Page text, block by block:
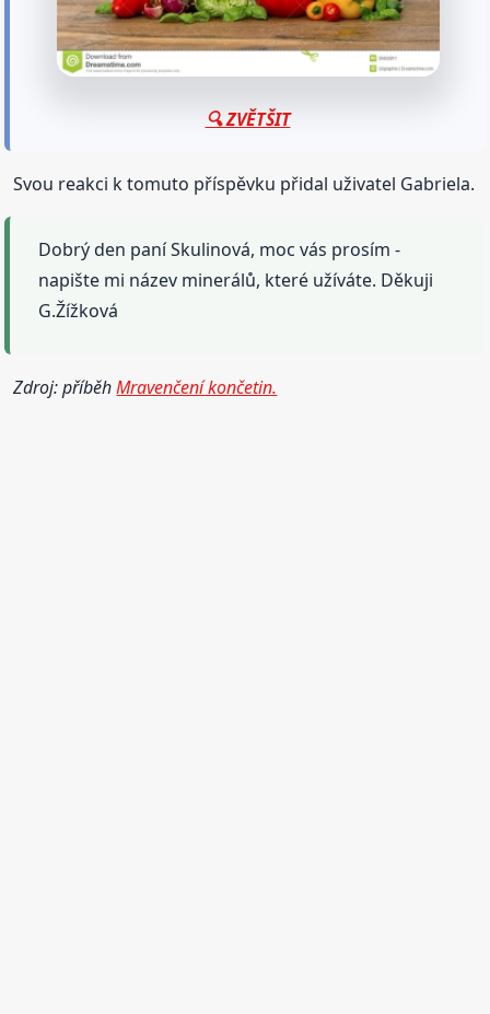
🔍 ZVĚTŠIT
Svou reakci k tomuto příspěvku přidal uživatel Gabriela.
Dobrý den paní Skulinová, moc vás prosím -
napište mi název minerálů, které užíváte. Děkuji
G.Žížková
Zdroj: příběhMravenčení končetin.